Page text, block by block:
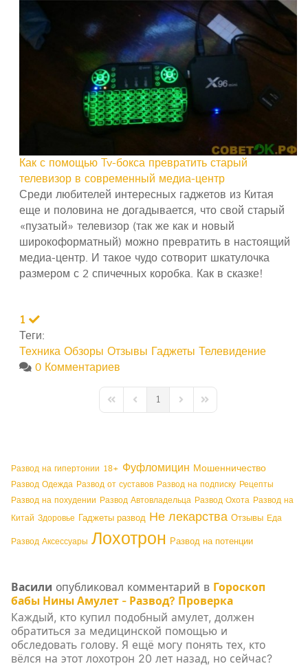
Как с помощью Tv-бокса превратить старый
телевизор в современный медиа-центр
Среди любителей интересных гаджетов из Китая
еще и половина не догадывается, что свой старый
«пузатый» телевизор (так же как и новый
широкоформатный) можно превратить в настоящий
медиа-центр. И такое чудо сотворит шкатулочка
размером с 2 спичечных коробка. Как в сказке!
1
Теги:
Техника Обзоры Отзывы Гаджеты Телевидение
0 Комментариев
First PagePrevious Page
1 Next PageLast Page
Развод на гипертонии 18+ Фуфломицин Мошенничество
Развод Одежда Развод от суставов Развод на подписку Рецепты
Развод на похудении Развод Автовладельца Развод Охота Развод на
Китай Здоровье Гаджеты развод Не лекарства Отзывы Еда
Развод Аксессуары Лохотрон Развод на потенции
Васили опубликовал комментарий в Гороскоп
бабы Нины Амулет - Развод? Проверка
Каждый, кто купил подобный амулет, должен
обратиться за медицинской помощью и
обследовать голову. Я ещё могу понять тех, кто
вёлся на этот лохотрон 20 лет назад, но сейчас?